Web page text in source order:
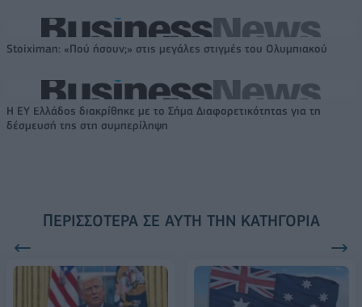
Stoiximan: «Πού ήσουν;» στις μεγάλες στιγμές του Ολυμπιακού
Η EY Ελλάδος διακρίθηκε με το Σήμα Διαφορετικότητας για τη
δέσμευσή της στη συμπερίληψη
ΠΕΡΙΣΣΌΤΕΡΑ ΣΕ ΑΥΤΉ ΤΗΝ ΚΑΤΗΓΟΡΊΑ